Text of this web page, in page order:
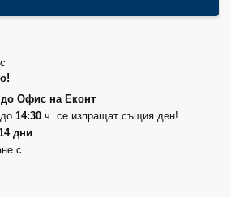
до Офис на Еконт
14:30 ч. се изпращат същия ден!
дни
с